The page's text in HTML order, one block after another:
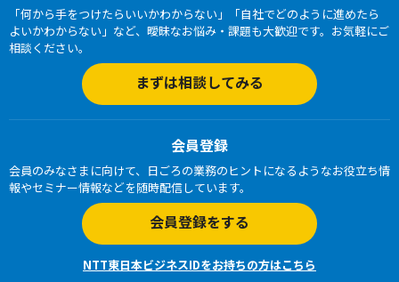
「何から手をつけたらいいかわからない」「自社でどのように進めたら
よいかわからない」など、曖昧なお悩み・課題も大歓迎です。お気軽にご
相談ください。
まずは相談してみる
会員登録
会員のみなさまに向けて、日ごろの業務のヒントになるようなお役立ち情
報やセミナー情報などを随時配信しています。
会員登録をする
NTT東日本ビジネスIDをお持ちの方はこちら